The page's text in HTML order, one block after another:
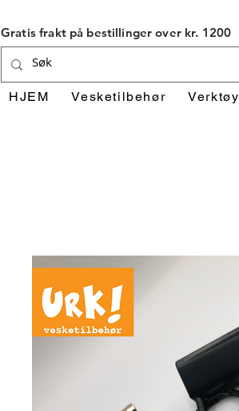
Gratis frakt på bestillinger over kr. 1200
HJEM Vesketilbehør Verktøy